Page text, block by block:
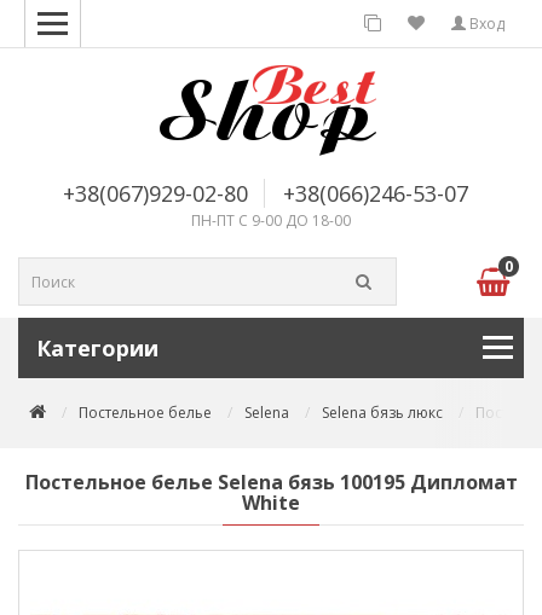
Вход
+38(067)929-02-80 +38(066)246-53-07
ПН-ПТ С 9-00 ДО 18-00
0
Категории
Постельное белье Selena Selena бязь люкс
Постельное белье Selena бязь 100195 Дипломат
White